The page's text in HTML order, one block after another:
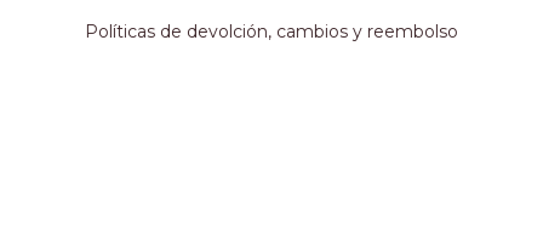
Políticas de devolción, cambios y reembolso